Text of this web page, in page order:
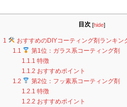
k
目次 [hide]
1
おすすめのDIYコーティング剤ランキン
1.1
第1位：ガラス系コーティング剤
1.1.1 特徴
1.1.2 おすすめポイント
1.2
第2位：フッ素系コーティング剤
1.2.1 特徴
1.2.2 おすすめポイント